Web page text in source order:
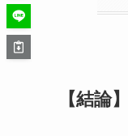
【結論